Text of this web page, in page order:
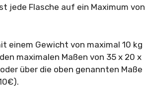
jede Flasche auf ein Maximum von
einem Gewicht von maximal 10 kg
maximalen Maßen von 35 x 20 x
über die oben genannten Maße